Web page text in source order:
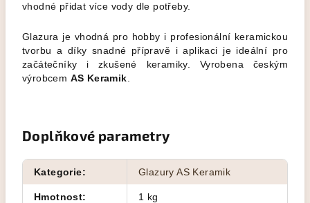
vhodné přidat více vody dle potřeby.
Glazura je vhodná pro hobby i profesionální keramickou
tvorbu a díky snadné přípravě i aplikaci je ideální pro
začátečníky i zkušené keramiky. Vyrobena českým
výrobcem AS Keramik
Doplňkové parametry
Kategorie: Glazury AS Keramik
Hmotnost: 1 kg